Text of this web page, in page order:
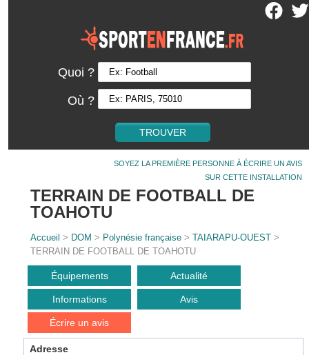
Quoi ?
Où ?
SOYEZ LA PREMIÈRE PERSONNE À ÉCRIRE UN AVIS
SUR CETTE INSTALLATION
TERRAIN DE FOOTBALL DE
TOAHOTU
Accueil > DOM > Polynésie française >TAIARAPU-OUEST >
TERRAIN DE FOOTBALL DE TOAHOTU
Équipements Actualité
Informations Avis
Écrire un avis
Adresse